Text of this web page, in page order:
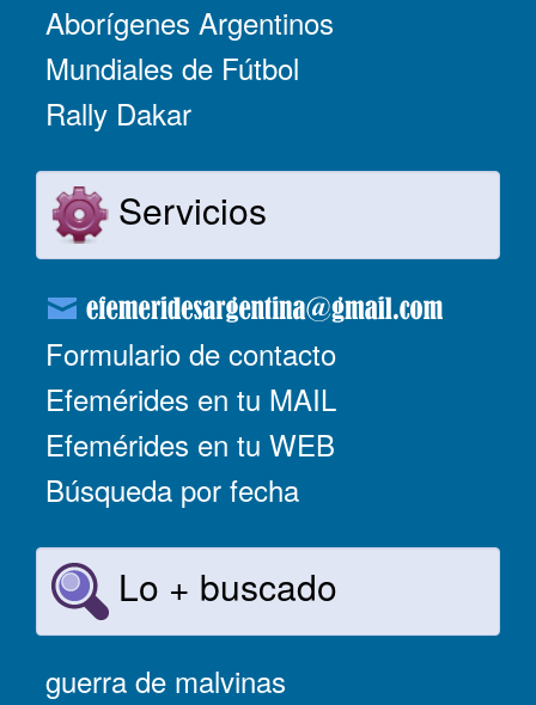
Aborígenes Argentinos
Mundiales de Fútbol
Rally Dakar
Servicios
Formulario de contacto
Efemérides en tu MAIL
Efemérides en tu WEB
Búsqueda por fecha
Lo + buscado
guerra de malvinas